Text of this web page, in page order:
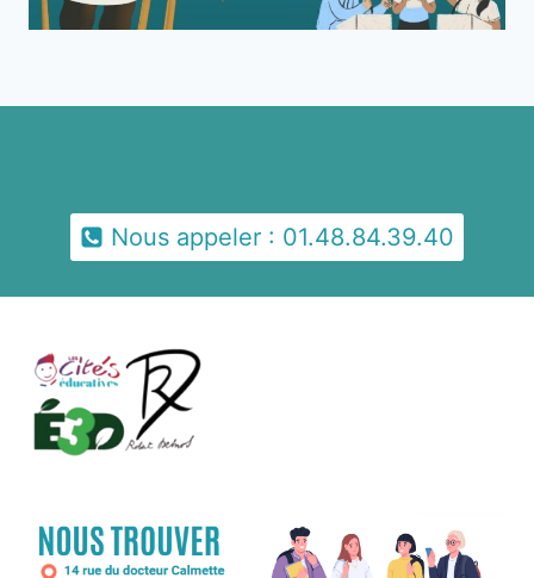
Nous appeler : 01.48.84.39.40